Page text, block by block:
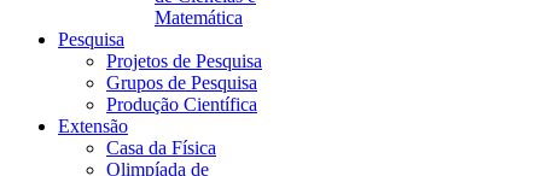
Matemática
Pesquisa
Projetos de Pesquisa
Grupos de Pesquisa
Produção Científica
Extensão
Casa da Física
Olimpíada de